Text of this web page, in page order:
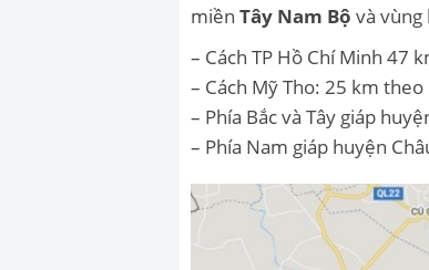
miền Tây Nam Bộ và vùng
– Cách TP Hồ Chí Minh 47
– Cách Mỹ Tho: 25 km theo
– Phía Bắc và Tây giáp
– Phía Nam giáp huyện